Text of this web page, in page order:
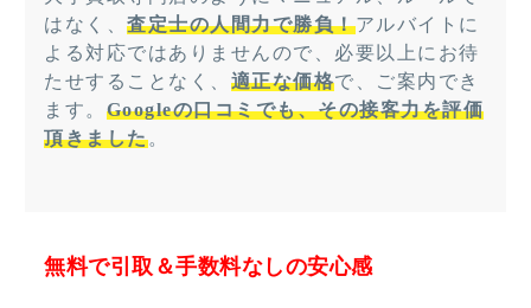
はなく、 査定士の人間力で勝負！アルバイトに
よる対応ではありませんので、必要以上にお待
たせすることなく、 適正な価格で、ご案内でき
ます。 Googleの口コミでも、その接客力を評価
頂きました。
無料で引取＆手数料なしの安心感